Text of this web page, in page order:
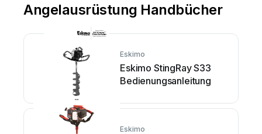
Angelausrüstung Handbücher
Eskimo
Eskimo StingRay S33
Bedienungsanleitung
Eskimo